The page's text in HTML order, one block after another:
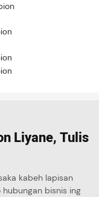
Liyane, Tulis
kabeh lapisan
bisnis ing